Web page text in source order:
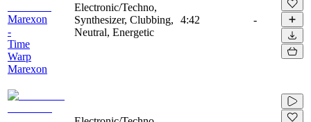
Marexon
-
Time
Warp
Marexon
Electronic/Techno,
Synthesizer, Clubbing,
Neutral, Energetic
4:42 -